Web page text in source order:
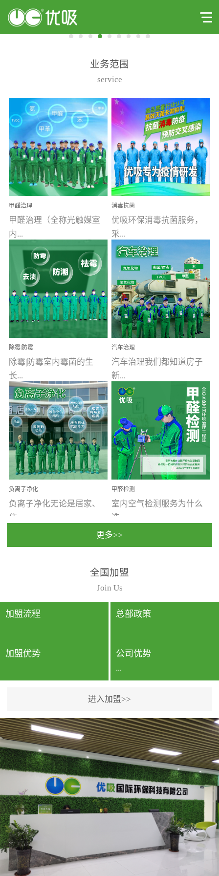
业务范围
service
甲醛治理
甲醛治理（全称光触媒室
内...
空气污染净化治理）工业
文明的进步，创造了多姿
多彩的家居产品和生活情
调，但也带来了以甲醛为
首的室内...
消毒抗菌
优吸环保消毒抗菌服务，
采...
用行业公认奥维牌消毒
液，具备杀死人体冠状病
毒的功效，杀菌率
99.99%。相对于传统消毒
液来说，无...
除霉|防霉
除霉|防霉室内霉菌的生
长...
受温度、湿度、基质养
分、通风四个条件影响，
温暖潮湿、营养物质多、
通风缓慢的空间最易滋生
大量霉菌的...
汽车治理
汽车治理我们都知道房子
新...
装修完会有甲醛，其实汽
车的甲醛超标问题更为严
重。汽车的空间范围小，
配件、皮具、装饰多，这
些都是汽...
负离子净化
负离子净化无论是居家、
住...
动，人类长时间停留的室
内空间都有整体消毒的需
要。因为空间内人流携带
的、空气...
甲醛检测
室内空气检测服务为什么
选...
行国家规定的标准检测方
法，空气采样量准确，检
测结果可靠，远胜于其他
检测...
更多>>
全国加盟
Join Us
加盟流程 总部政策
加盟优势 公司优势
...
专利保护优势、双甲资质
企业（“室内环境净化治理
甲级施工资质”“室内环境
污染治理资质等级证
书”）、拥有多名高级《环
境工程高级工程师》室内
空气治理资格认证的治理
人员、掌握室内空气净化
治理实用技术和五项专利
技术、八项计算机软件著
作权登记证书等。研发实
进入加盟>>